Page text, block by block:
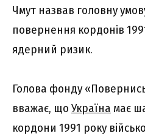
Чмут назвав головну
повернення кордонів
ядерний ризик.
Голова фонду
вважає, що Україна має
кордони 1991 року